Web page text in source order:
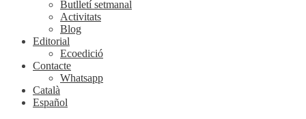
Butlletí setmanal
Activitats
Blog
Editorial
Ecoedició
Contacte
Whatsapp
Català
Español